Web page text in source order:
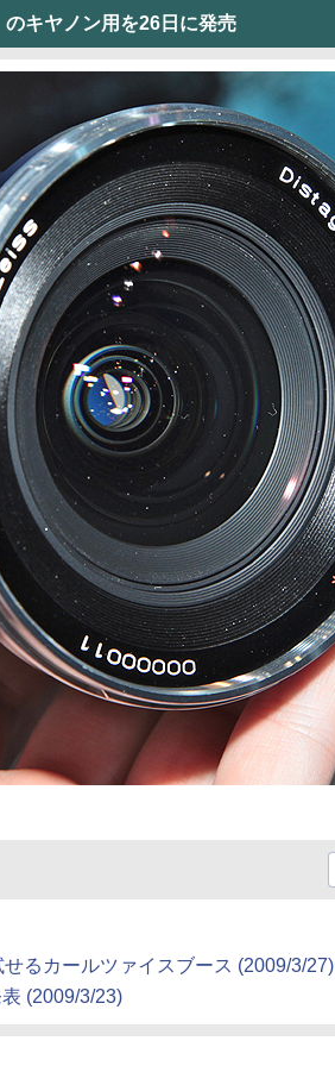
キヤノン用を26日に発売
るカールツァイスブース (2009/3/27)
(2009/3/23)